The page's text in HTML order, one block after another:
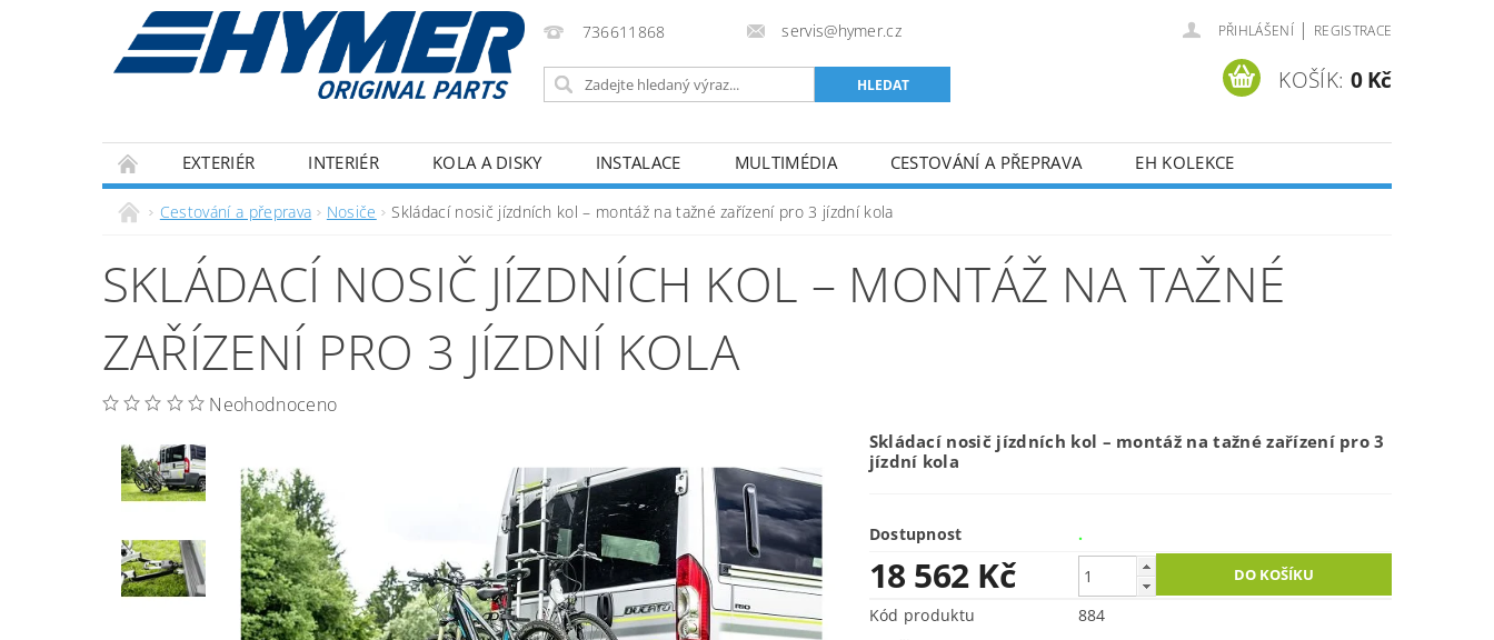
736611868 servis@hymer.cz PŘIHLÁŠENÍ | REGISTRACE
KOŠÍK: 0 Kč
EXTERIÉR INTERIÉR KOLA A DISKY INSTALACE MULTIMÉDIA CESTOVÁNÍ A PŘEPRAVA
EH KOLEKCE
ECOFLOW
IZOLACE OBCHODNÍ PODMÍNKY KONTAKTY
Cestování a přeprava Nosiče Skládací nosič jízdních kol – montáž na tažné zařízení pro 3 jízdní kola
SKLÁDACÍ NOSIČ JÍZDNÍCH KOL – MONTÁŽ NA TAŽNÉ
ZAŘÍZENÍ PRO 3 JÍZDNÍ KOLA
Neohodnoceno
Skládací nosič jízdních kol – montáž na tažné zařízení pro 3
jízdní kola
Dostupnost .
18 562 Kč
Kód produktu
884